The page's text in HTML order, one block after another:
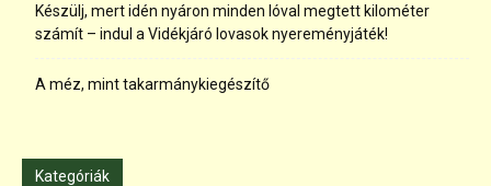
Készülj, mert idén nyáron minden lóval megtett kilométer
számít – indul a Vidékjáró lovasok nyereményjáték!
A méz, mint takarmánykiegészítő
Kategóriák